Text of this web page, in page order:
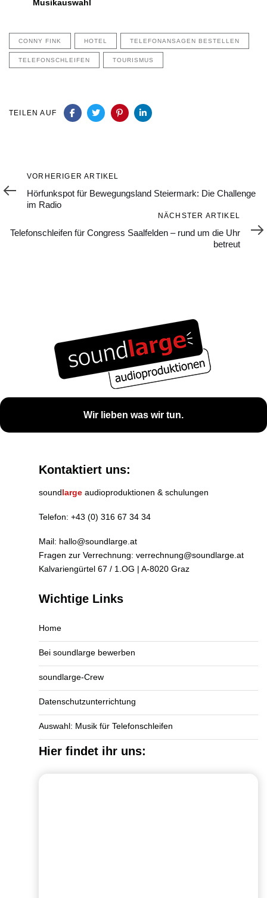
Musikauswahl
CONNY FINK HOTEL TELEFONANSAGEN BESTELLEN
TELEFONSCHLEIFEN TOURISMUS
TEILEN AUF
Vorheriger
Artikel
VORHERIGER ARTIKEL
Hörfunkspot für Bewegungsland Steiermark: Die Challenge
im Radio
Artikel
NÄCHSTER ARTIKEL
Telefonschleifen für Congress Saalfelden – rund um die Uhr
betreut
Wir lieben was wir tun.
Kontaktiert uns:
soundlarge audioproduktionen & schulungen
Telefon: +43 (0) 316 67 34 34
Mail: hallo@soundlarge.at
Fragen zur Verrechnung: verrechnung@soundlarge.at
Kalvariengürtel 67 / 1.OG | A-8020 Graz
Wichtige Links
Home
Bei soundlarge bewerben
soundlarge-Crew
Datenschutzunterrichtung
Auswahl: Musik für Telefonschleifen
Hier findet ihr uns: